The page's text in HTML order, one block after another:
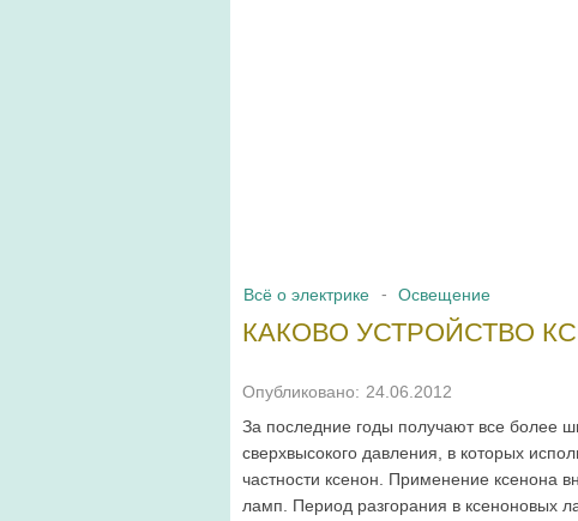
Всё о электрике Освещение
КАКОВО УСТРОЙСТВО
Опубликовано: 24.06.2012
За последние годы получают все более
сверхвысокого дав­ления, в которых
частности ксенон. Применение ксенона
ламп. Период разгорания в ксеноновых